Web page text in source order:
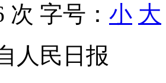
次 字号： 小 大
人民日报